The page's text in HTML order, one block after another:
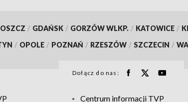
/ GDAŃSK / GORZÓW WLKP. / KATOWICE /
/ OPOLE / POZNAŃ / RZESZÓW / SZCZECIN /
Dołącz do nas:
Centrum informacji TVP